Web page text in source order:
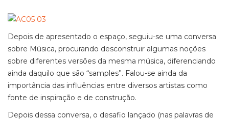
Depois de apresentado o espaço, seguiu-se uma conversa
sobre Música, procurando desconstruir algumas noções
sobre diferentes versões da mesma música, diferenciando
ainda daquilo que são “samples”. Falou-se ainda da
importância das influências entre diversos artistas como
fonte de inspiração e de construção.
Depois dessa conversa, o desafio lançado (nas palavras de